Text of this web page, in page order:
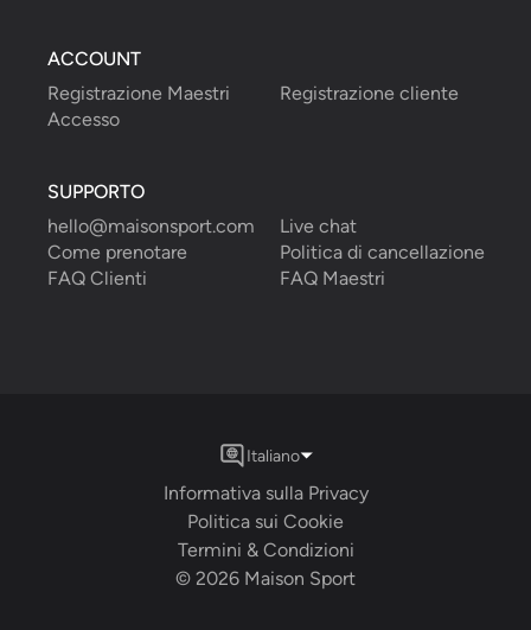
ACCOUNT
Registrazione Maestri
Registrazione cliente
Accesso
SUPPORTO
hello@maisonsport.com
Live chat
Come prenotare
Politica di cancellazione
FAQ Clienti
FAQ Maestri
© 2026 Maison Sport
Termini & Condizioni
Politica sui Cookie
Informativa sulla Privacy
Italiano